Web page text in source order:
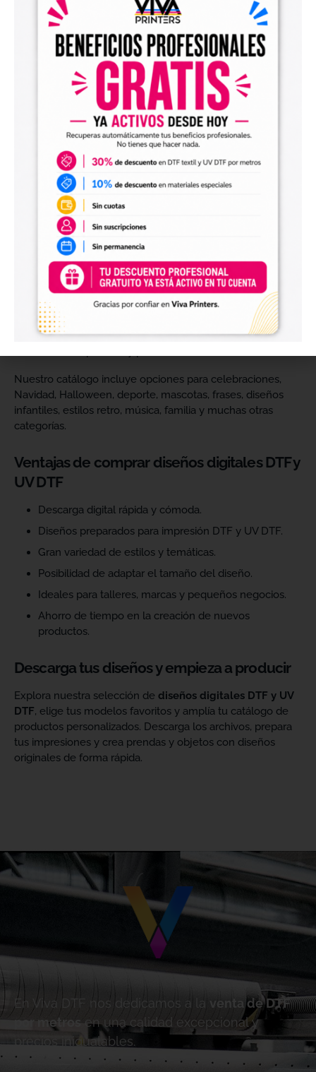
el archivo en tu programa de impresión y producirlo con tu
maquinaria DTF.
Diseños digitales para impresión UV DTF
También encontrarás diseños digitales para UV DTF
perfectos para personalizar vasos, botellas, termos, cajas,
envases, artículos promocionales y otras superficies rígidas
Estos diseños permiten incorporar nuevas opciones a tu
catálogo de personalización de objetos y preparar
producciones propias utilizando tu impresora UV DTF o tu
proveedor habitual de impresión.
Archivos digitales para negocios de
personalización
Comprar diseños digitales es una solución práctica para
profesionales que quieren ahorrar tiempo, renovar su
catálogo y ofrecer más variedad de productos a sus
clientes. Podrás escoger diseños de diferentes estilos,
Nuestro catálogo incluye opciones para celebraciones,
Navidad, Halloween, deporte, mascotas, frases, diseños
infantiles, estilos retro, música, familia y muchas otras
categorías.
Ventajas de comprar diseños digitales DTF y
UV DTF
Descarga digital rápida y cómoda.
Diseños preparados para impresión DTF y UV DTF.
Gran variedad de estilos y temáticas.
Posibilidad de adaptar el tamaño del diseño.
Ideales para talleres, marcas y pequeños negocios.
Ahorro de tiempo en la creación de nuevos
productos.
Descarga tus diseños y empieza a producir
Explora nuestra selección de diseños digitales DTF y UV
DTF, elige tus modelos favoritos y amplía tu catálogo de
productos personalizados. Descarga los archivos, prepara
tus impresiones y crea prendas y objetos con diseños
originales de forma rápida.
En Viva DTF nos dedicamos a la
venta de DTF
por metros
en una calidad excepcional y
precios inigualables.